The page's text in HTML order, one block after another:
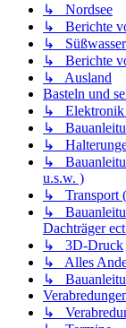
↳ Nordsee
↳ Berichte
↳ Süßwasser
↳ Berichte
↳ Ausland
Basteln und
↳ Elektronik
↳
↳
↳
u.s.w. )
↳ Transport
↳
Dachträger
↳ 3D-Druck
↳ Alles
↳
↳